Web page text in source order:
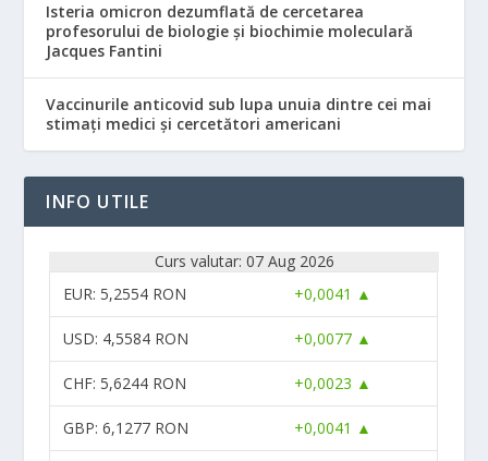
Isteria omicron dezumflată de cercetarea
profesorului de biologie și biochimie moleculară
Jacques Fantini
Vaccinurile anticovid sub lupa unuia dintre cei mai
stimați medici și cercetători americani
INFO UTILE
Curs valutar: 07 Aug 2026
EUR: 5,2554 RON +0,0041 ▲
USD: 4,5584 RON +0,0077 ▲
CHF: 5,6244 RON +0,0023 ▲
GBP: 6,1277 RON +0,0041 ▲